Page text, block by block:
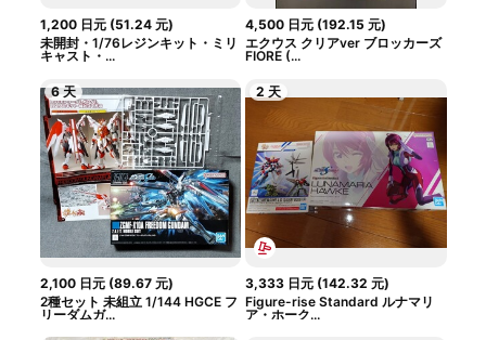
1,200 日元(51.24 元)
未開封・1/76レジンキット・ミリ
キャスト・...
4,500 日元 (192.15 元)
エクウス クリアver ブロッカーズ
FIORE (...
6 天
2,100 日元(89.67 元)
2種セット 未組立 1/144 HGCE フ
リーダムガ...
2 天
3,333 日元 (142.32 元)
Figure-rise Standard ルナマリ
ア・ホーク...